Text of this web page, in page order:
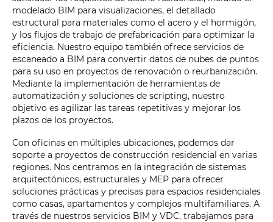
modelado BIM para visualizaciones, el detallado
estructural para materiales como el acero y el hormigón,
y los flujos de trabajo de prefabricación para optimizar la
eficiencia. Nuestro equipo también ofrece servicios de
escaneado a BIM para convertir datos de nubes de puntos
para su uso en proyectos de renovación o reurbanización.
Mediante la implementación de herramientas de
automatización y soluciones de scripting, nuestro
objetivo es agilizar las tareas repetitivas y mejorar los
plazos de los proyectos.
Con oficinas en múltiples ubicaciones, podemos dar
soporte a proyectos de construcción residencial en varias
regiones. Nos centramos en la integración de sistemas
arquitectónicos, estructurales y MEP para ofrecer
soluciones prácticas y precisas para espacios residenciales
como casas, apartamentos y complejos multifamiliares. A
través de nuestros servicios BIM y VDC, trabajamos para